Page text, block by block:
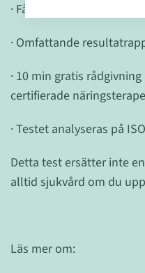
· Få ditt resultat inom 5-
· Omfattande
· 10 min gratis
certifierade
· Testet analyseras på
Detta test ersätter inte
alltid sjukvård om du
Läs mer om: